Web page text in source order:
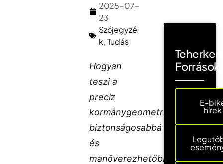
2025-07-
23
Szójegyzé
k,Tudás
Hogyan
teszi a
precíz
kormánygeometria
biztonságosabbá
és
manőverezhetőbbé
Források
E-
hírek